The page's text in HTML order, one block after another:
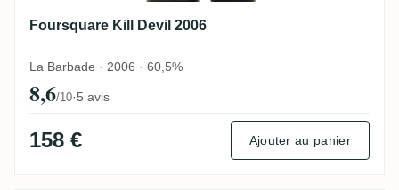
Foursquare Kill Devil 2006
La Barbade · 2006 · 60,5%
8,6/10·5 avis
158 € Ajouter au panier